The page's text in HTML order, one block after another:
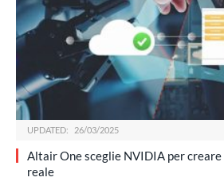
UPDATED: 26/03/2025
Altair One sceglie NVIDIA per
reale